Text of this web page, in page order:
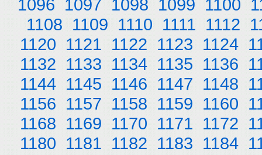
1096 1097 1098 1099 1100
1108 1109 1110 1111 1112
1120 1121 1122 1123 1124
1132 1133 1134 1135 1136
1144 1145 1146 1147 1148
1156 1157 1158 1159 1160
1168 1169 1170 1171 1172
1180 1181 1182 1183 1184